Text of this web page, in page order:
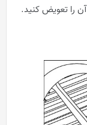
را تعویض کنید.